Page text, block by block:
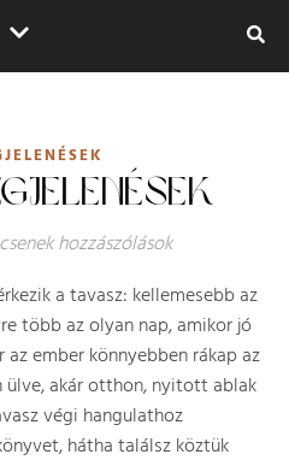
hozzászólások
a tavasz: kellemesebb az
több az olyan nap, amikor jó
ember könnyebben rákap az
ülve, akár otthon, nyitott ablak
végi hangulathoz
hátha találsz köztük